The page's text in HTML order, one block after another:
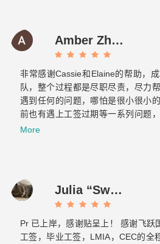
Amber Zhang
非常感谢Cassie和Elaine的帮助，
队，整个过程都是尽职尽责，尽力
遇到任何的问题，哪怕是很小很小
前也有遇上工签过期等一系列问题
的方案，提前做好各种应对的准备
More
Julia “Sweet tooth” J
Pr 已上岸，感谢贴呈上！ 感谢飞跃
工签，毕业工签，LMIA，CEC的全